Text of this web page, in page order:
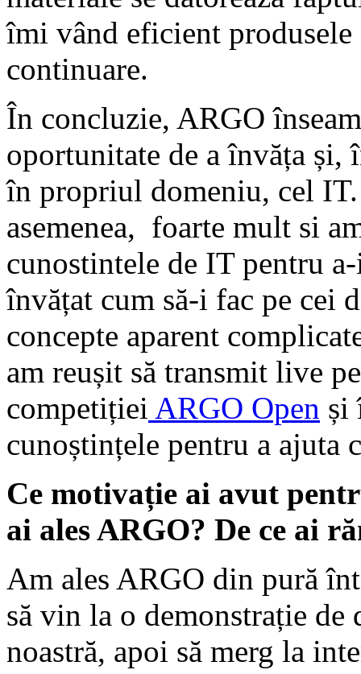
îmi vând eficient
continuare.
În concluzie, ARGO
oportunitate de a învăța și,
în propriul domeniu, cel
asemenea, foarte mult si
cunostintele de IT pentru
învățat cum să-i fac pe cei
concepte aparent
am reușit să transmit live
competiției ARGO Open și
cunoștințele pentru a ajuta
Ce motivație ai avut
ai ales ARGO? De ce ai
Am ales ARGO din pură
să vin la o demonstrație de
noastră, apoi să merg la